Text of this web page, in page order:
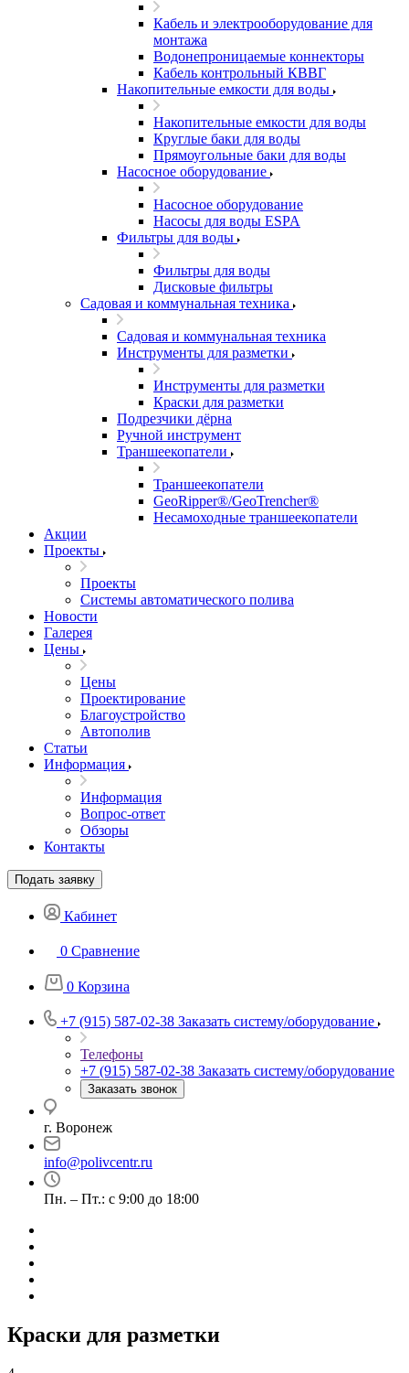
Кабель и электрооборудование для
монтажа
Водонепроницаемые коннекторы
Кабель контрольный КВВГ
Накопительные емкости для воды
Накопительные емкости для воды
Круглые баки для воды
Прямоугольные баки для воды
Насосное оборудование
Насосное оборудование
Насосы для воды ESPA
Фильтры для воды
Фильтры для воды
Дисковые фильтры
Садовая и коммунальная техника
Садовая и коммунальная техника
Инструменты для разметки
Инструменты для разметки
Краски для разметки
Подрезчики дёрна
Ручной инструмент
Траншеекопатели
Траншеекопатели
GeoRipper®/GeoTrencher®
Несамоходные траншеекопатели
Акции
Проекты
Проекты
Системы автоматического полива
Новости
Галерея
Цены
Цены
Проектирование
Благоустройство
Автополив
Статьи
Информация
Информация
Вопрос-ответ
Обзоры
Контакты
Подать заявку
Кабинет
0 Сравнение
0 Корзина
+7 (915) 587-02-38 Заказать систему/оборудование
Телефоны
+7 (915) 587-02-38 Заказать систему/оборудование
Заказать звонок
г. Воронеж
info@polivcentr.ru
Пн. – Пт.: с 9:00 до 18:00
Краски для разметки